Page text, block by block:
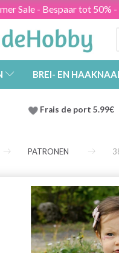
Sale - Bespaar tot 50%
BREI- EN
Frais de port 5.99€
PATRONEN